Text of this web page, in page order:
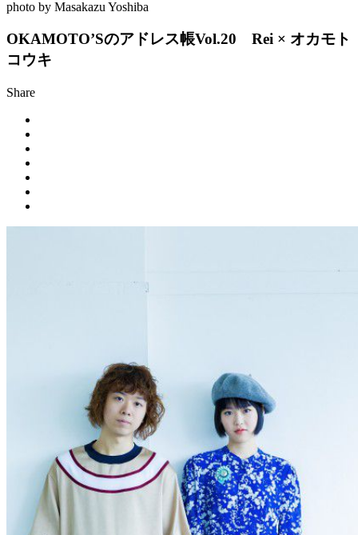
photo by Masakazu Yoshiba
OKAMOTO’Sのアドレス帳Vol.20 Rei × オカモト
コウキ
Share